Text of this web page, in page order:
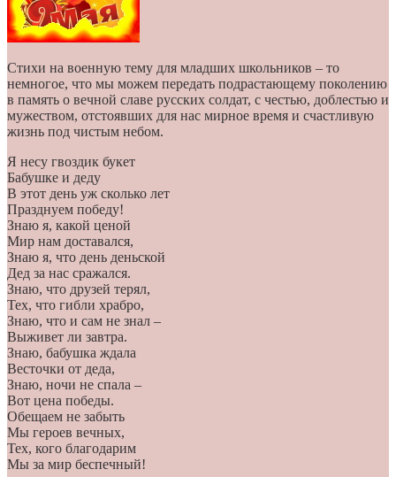
Стихи на военную тему для младших школьников – то
немногое, что мы можем передать подрастающему поколению
в память о вечной славе русских солдат, с честью, доблестью и
мужеством, отстоявших для нас мирное время и счастливую
жизнь под чистым небом.
Я несу гвоздик букет
Бабушке и деду
В этот день уж сколько лет
Празднуем победу!
Знаю я, какой ценой
Мир нам доставался,
Знаю я, что день деньской
Дед за нас сражался.
Знаю, что друзей терял,
Тех, что гибли храбро,
Знаю, что и сам не знал –
Выживет ли завтра.
Знаю, бабушка ждала
Весточки от деда,
Знаю, ночи не спала –
Вот цена победы.
Обещаем не забыть
Мы героев вечных,
Тех, кого благодарим
Мы за мир беспечный!